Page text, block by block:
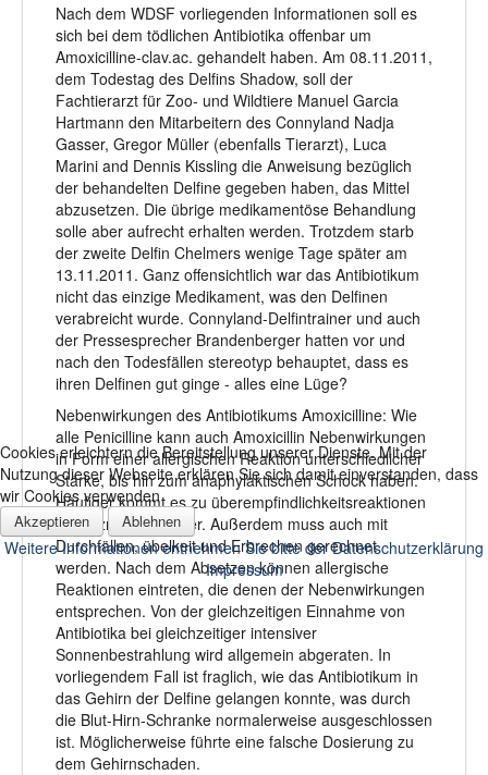
Nach dem WDSF vorliegenden Informationen soll es
sich bei dem tödlichen Antibiotika offenbar um
Amoxicilline-clav.ac. gehandelt haben. Am 08.11.2011,
dem Todestag des Delfins Shadow, soll der
Fachtierarzt für Zoo- und Wildtiere Manuel Garcia
Hartmann den Mitarbeitern des Connyland Nadja
Gasser, Gregor Müller (ebenfalls Tierarzt), Luca
Marini and Dennis Kissling die Anweisung bezüglich
der behandelten Delfine gegeben haben, das Mittel
abzusetzen. Die übrige medikamentöse Behandlung
solle aber aufrecht erhalten werden. Trotzdem starb
der zweite Delfin Chelmers wenige Tage später am
13.11.2011. Ganz offensichtlich war das Antibiotikum
nicht das einzige Medikament, was den Delfinen
verabreicht wurde. Connyland-Delfintrainer und auch
der Pressesprecher Brandenberger hatten vor und
nach den Todesfällen stereotyp behauptet, dass es
ihren Delfinen gut ginge - alles eine Lüge?
Nebenwirkungen des Antibiotikums Amoxicilline: Wie
alle Penicilline kann auch Amoxicillin Nebenwirkungen
in Form einer allergischen Reaktion unterschiedlicher
Stärke, bis hin zum anaphylaktischen Schock haben.
Häufiger kommt es zu überempfindlichkeitsreaktionen
wie Arzneimittelfieber. Außerdem muss auch mit
Durchfällen, übelkeit und Erbrechen gerechnet
werden. Nach dem Absetzen können allergische
Reaktionen eintreten, die denen der Nebenwirkungen
entsprechen. Von der gleichzeitigen Einnahme von
Antibiotika bei gleichzeitiger intensiver
Sonnenbestrahlung wird allgemein abgeraten. In
vorliegendem Fall ist fraglich, wie das Antibiotikum in
das Gehirn der Delfine gelangen konnte, was durch
die Blut-Hirn-Schranke normalerweise ausgeschlossen
ist. Möglicherweise führte eine falsche Dosierung zu
dem Gehirnschaden.
Cookies erleichtern die Bereitstellung unserer Dienste. Mit der
Nutzung dieser Webseite erklären Sie sich damit einverstanden, dass
wir Cookies verwenden
Akzeptieren Ablehnen
Weitere Informationen entnehmen Sie bitte der Datenschutzerklärung
Impressum